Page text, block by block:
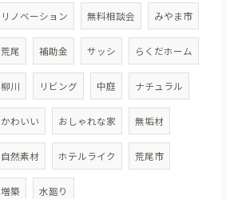
リノベーション 無料相談会 みやま市
荒尾 補助金 サッシ らくだホーム
柳川 リビング 中庭 ナチュラル
かわいい おしゃれな家 無垢材
自然素材 ホテルライク 荒尾市
増築 水廻り